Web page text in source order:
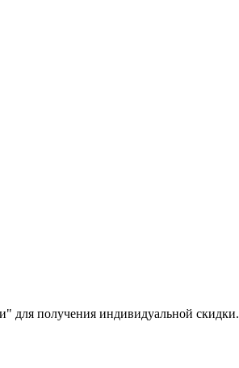
для получения индивидуальной скидки.